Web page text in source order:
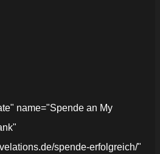
name="Spende an My
spende-erfolgreich/"